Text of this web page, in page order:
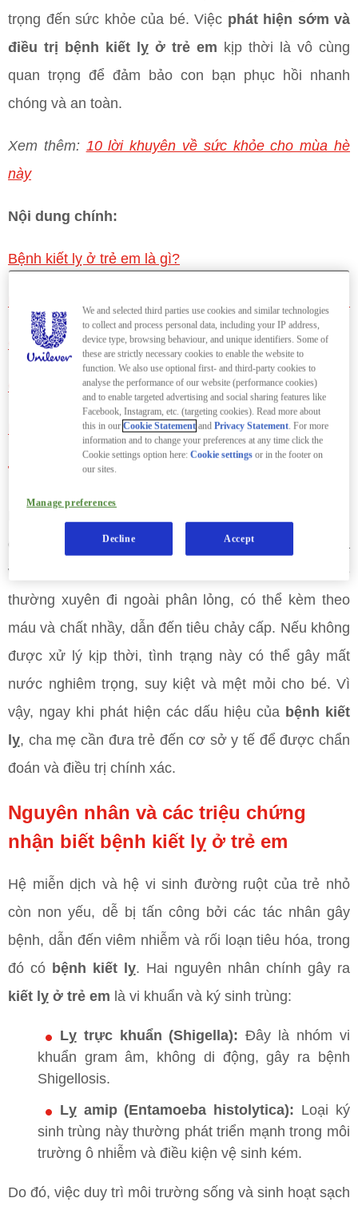
trọng đến sức khỏe của bé. Việc phát hiện sớm và
điều trị bệnh kiết lỵ ở trẻ em kịp thời là vô cùng
quan trọng để đảm bảo con bạn phục hồi nhanh
chóng và an toàn.
Xem thêm: 10 lời khuyên về sức khỏe cho mùa hè
này
Nội dung chính:
Bệnh kiết lỵ ở trẻ em là gì?
Cách điều trị bệnh kiết lỵ ở trẻ
Cách phòng bệnh kiết lỵ ở trẻ em
Những câu hỏi thường gặp về bệnh kiết lỵ ở trẻ em
Tìm hiểu về bệnh kiết lỵ ở trẻ em
đường ruột nghiêm trọng, gây ra bởi sự tấn công của
vi khuẩn hoặc ký sinh trùng. Khi mắc bệnh, trẻ
thường xuyên đi ngoài phân lỏng, có thể kèm theo
máu và chất nhầy, dẫn đến tiêu chảy cấp. Nếu không
được xử lý kịp thời, tình trạng này có thể gây mất
nước nghiêm trọng, suy kiệt và mệt mỏi cho bé. Vì
vậy, ngay khi phát hiện các dấu hiệu của bệnh kiết
lỵ, cha mẹ cần đưa trẻ đến cơ sở y tế để được chẩn
đoán và điều trị chính xác.
Nguyên nhân và các triệu chứng
nhận biết bệnh kiết lỵ ở trẻ em
Hệ miễn dịch và hệ vi sinh đường ruột của trẻ nhỏ
còn non yếu, dễ bị tấn công bởi các tác nhân gây
bệnh, dẫn đến viêm nhiễm và rối loạn tiêu hóa, trong
đó có bệnh kiết lỵ. Hai nguyên nhân chính gây ra
kiết lỵ ở trẻ em là vi khuẩn và ký sinh trùng:
Lỵ trực khuẩn (Shigella): Đây là nhóm vi
khuẩn gram âm, không di động, gây ra bệnh
Shigellosis.
Lỵ amip (Entamoeba histolytica): Loại ký
sinh trùng này thường phát triển mạnh trong môi
trường ô nhiễm và điều kiện vệ sinh kém.
Do đó, việc duy trì môi trường sống và sinh hoạt sạch
We and selected third parties use cookies and similar technologies
to collect and process personal data, including your IP address,
device type, browsing behaviour, and unique identifiers. Some of
these are strictly necessary cookies to enable the website to
function. We also use optional first- and third-party cookies to
analyse the performance of our website (performance cookies)
and to enable targeted advertising and social sharing features like
Facebook, Instagram, etc. (targeting cookies). Read more about
this in ourCookie Statement andPrivacy Statement. For more
information and to change your preferences at any time click the
Cookie settings option here:Cookie settings or in the footer on
our sites.
Manage preferences
Decline Accept